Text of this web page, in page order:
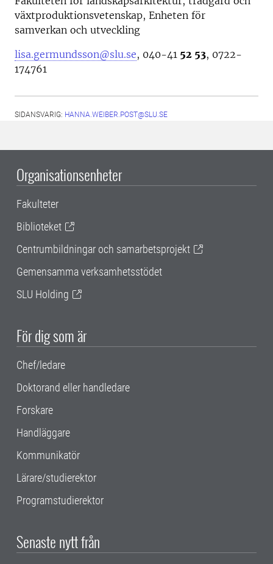
växtproduktionsvetenskap, Enheten för
samverkan och utveckling
lisa.germundsson@slu.se, 040-41 52 53, 0722-
174761
SIDANSVARIG: HANNA.WEIBER.POST@SLU.SE
Organisationsenheter
Fakulteter
Biblioteket
Centrumbildningar och samarbetsprojekt
Gemensamma verksamhetsstödet
SLU Holding
För dig som är
Chef/ledare
Doktorand eller handledare
Forskare
Handläggare
Kommunikatör
Lärare/studierektor
Programstudierektor
Senaste nytt från